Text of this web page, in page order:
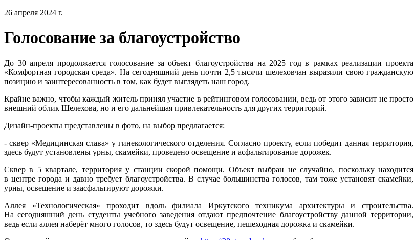
26 апреля 2024 г.
Голосование за благоустройство
До 30 апреля продолжается голосование за объект благоустройства на 2025 год в рамках реализации проекта
«Комфортная городская среда». На сегодняшний день почти 2,5 тысячи шелеховчан выразили свою гражданскую
позицию и заинтересованность в том, как будет выглядеть наш город.
Крайне важно, чтобы каждый житель принял участие в рейтинговом голосовании, ведь от этого зависит не просто
внешний облик Шелехова, но и его дальнейшая привлекательность для других территорий.
Дизайн-проекты представлены в фото, на выбор предлагается:
- сквер «Медицинская слава» у гинекологического отделения. Согласно проекту, если победит данная территория,
здесь будут установлены урны, скамейки, проведено освещение и асфальтирование дорожек.
Сквер в 5 квартале, территория у станции скорой помощи. Объект выбран не случайно, поскольку находится
в центре города и давно требует благоустройства. В случае большинства голосов, там тоже установят скамейки,
урны, освещение и заасфальтируют дорожки.
Аллея «Технологическая» проходит вдоль филиала Иркутского техникума архитектуры и строительства.
На сегодняшний день студенты учебного заведения отдают предпочтение благоустройству данной территории,
ведь если аллея наберёт много голосов, то здесь будут освещение, пешеходная дорожка и скамейки.